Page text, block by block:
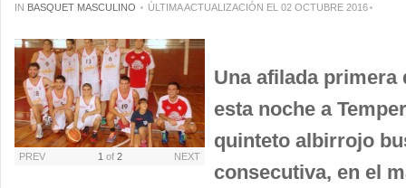
IN BASQUET MASCULINO ÚLTIMA ACTUALIZACIÓN EL 02 OCTUBRE 2016
PREV 1 of 2 NEXT
Una afilada
esta noche a
quinteto albirrojo
consecutiva, en el